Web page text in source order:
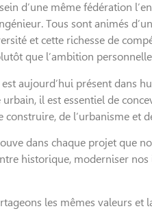
d’une même fédération
Tous sont animés
et cette richesse de
que l’ambition
est aujourd’hui présent dans
il est essentiel de
construire, de l’urbanisme et
dans chaque projet que
historique, moderniser
les mêmes valeurs